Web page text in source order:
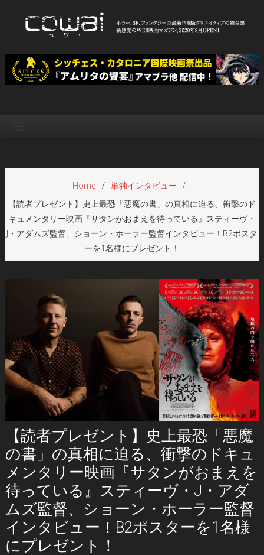
WEB映画マガジン「cowai コ
ワイ」
Home
単独インタビュー
【読者プレゼント】史上最恐「悪魔の書」の真相に迫る、衝撃のド
キュメンタリー映画『サタンがおまえを待っている』スティーヴ・
J・アダムズ監督、ショーン・ホーラー監督インタビュー！B2ポスタ
ーを1名様にプレゼント！
【読者プレゼント】史上最恐「悪魔
の書」の真相に迫る、衝撃のドキュ
メンタリー映画『サタンがおまえを
待っている』スティーヴ・J・アダ
ムズ監督、ショーン・ホーラー監督
インタビュー！B2ポスターを1名様
にプレゼント！